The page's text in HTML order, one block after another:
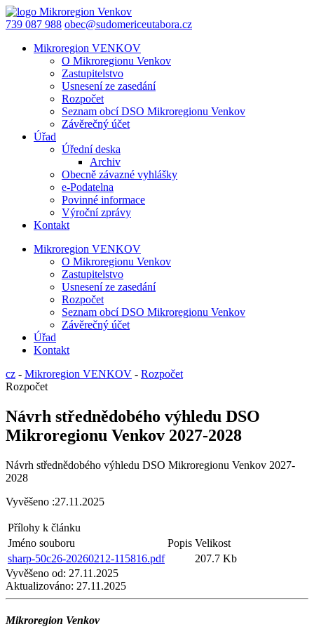
739 087 988 obec@sudomericeutabora.cz
Mikroregion VENKOV
O Mikroregionu Venkov
Zastupitelstvo
Usnesení ze zasedání
Rozpočet
Seznam obcí DSO Mikroregionu Venkov
Závěrečný účet
Úřad
Úřední deska
Archiv
Obecně závazné vyhlášky
e-Podatelna
Povinné informace
Výroční zprávy
Kontakt
Mikroregion VENKOV
O Mikroregionu Venkov
Zastupitelstvo
Usnesení ze zasedání
Rozpočet
Seznam obcí DSO Mikroregionu Venkov
Závěrečný účet
Úřad
Kontakt
cz - Mikroregion VENKOV - Rozpočet
Rozpočet
Návrh střednědobého výhledu DSO
Mikroregionu Venkov 2027-2028
Návrh střednědobého výhledu DSO Mikroregionu Venkov 2027-
2028
Vyvěšeno :27.11.2025
Přílohy k článku
Jméno souboru
Popis Velikost
sharp-50c26-20260212-115816.pdf
207.7 Kb
Vyvěšeno od: 27.11.2025
Aktualizováno: 27.11.2025
Mikroregion Venkov